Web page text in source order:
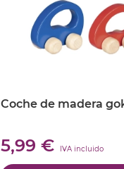
Coche de madera
5,99 € IVA incluido